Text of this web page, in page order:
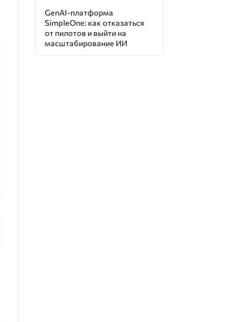
GenAI-платформа
SimpleOne: как отказаться
от пилотов и выйти на
масштабирование ИИ